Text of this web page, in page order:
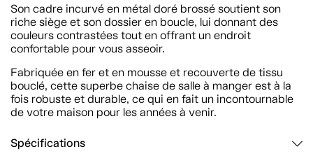
Son cadre incurvé en métal doré brossé soutient son
riche siège et son dossier en boucle, lui donnant des
couleurs contrastées tout en offrant un endroit
confortable pour vous asseoir.
Fabriquée en fer et en mousse et recouverte de tissu
bouclé, cette superbe chaise de salle à manger est à la
fois robuste et durable, ce qui en fait un incontournable
de votre maison pour les années à venir.
Spécifications